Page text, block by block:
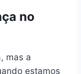
no
mas a
estamos